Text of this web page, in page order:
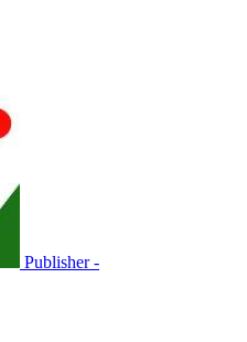
Publisher -